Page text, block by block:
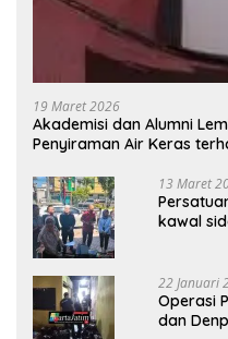
19 Maret 2026
Akademisi dan Alumni
Penyiraman Air Keras
13 Maret
kawal
22 Januari
Operasi
dan